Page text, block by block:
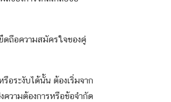
ถือความสมัครใจของคู่
อระงับได้นั้น ต้องเริ่มจาก
ความต้องการหรือข้อจำกัด